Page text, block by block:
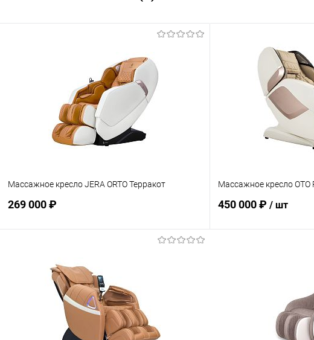
Массажное кресло JERA ORTO Терракот
269 000 ₽
В избранное
Массажное кресло OTO
450 000 ₽ / шт